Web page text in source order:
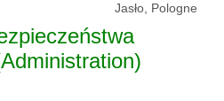
Jasło, Pologne